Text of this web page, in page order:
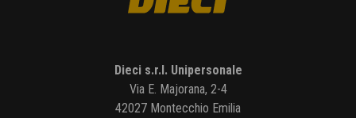
Dieci s.r.l. Unipersonale
Via E. Majorana, 2-4
42027 Montecchio Emilia